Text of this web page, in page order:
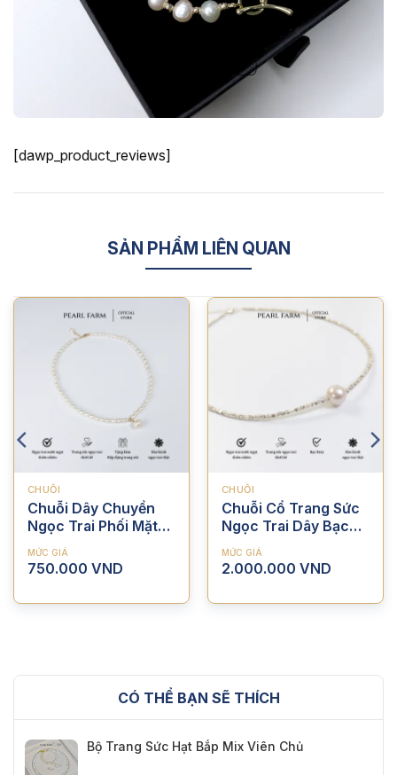
[dawp_product_reviews]
SẢN PHẨM LIÊN QUAN
CHUỖI
Chuỗi Dây Chuyền
Ngọc Trai Phối Mặt
Dây Viên Chủ
MỨC GIÁ
750.000 VND
CHUỖI
Chuỗi Cổ Trang Sức
Ngọc Trai Dây Bạc
Vỡ Viên Chủ
MỨC GIÁ
2.000.000 VND
CÓ THỂ BẠN SẼ THÍCH
Bộ Trang Sức Hạt Bắp Mix Viên Chủ